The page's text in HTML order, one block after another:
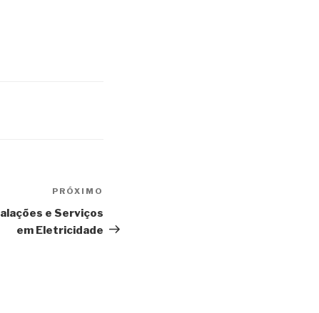
PRÓXIMO
e Serviços
em Eletricidade